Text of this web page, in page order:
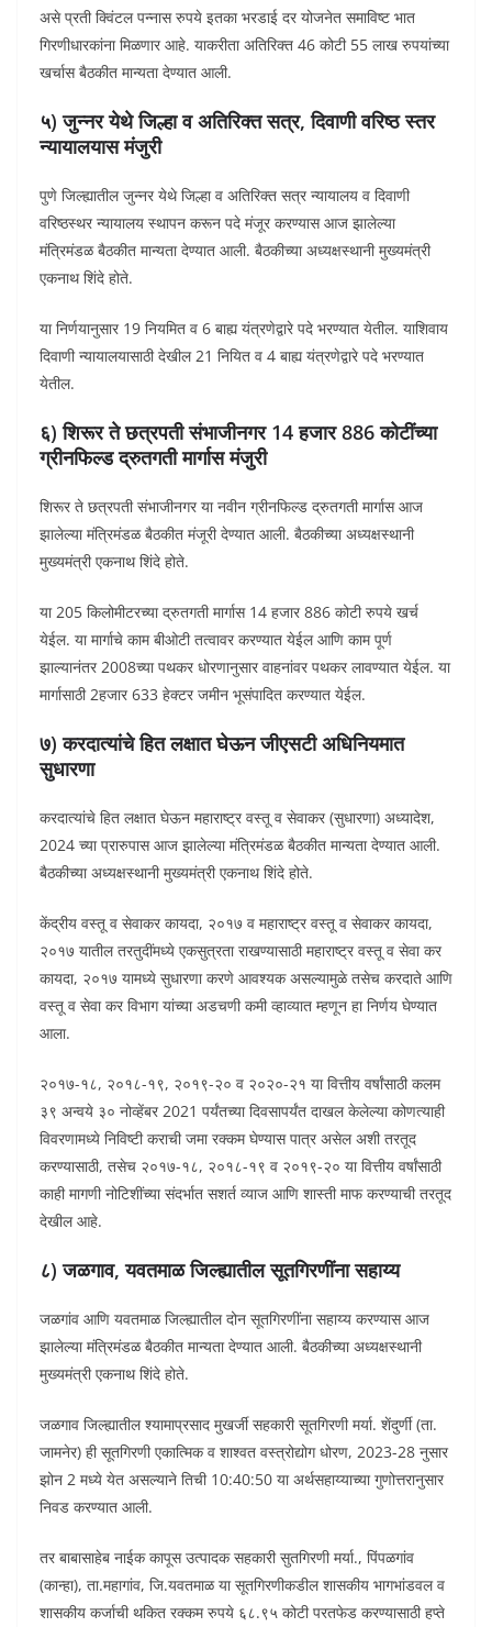
असे प्रती क्विंटल पन्नास रुपये इतका भरडाई दर योजनेत समाविष्ट भात
गिरणीधारकांना मिळणार आहे. याकरीता अतिरिक्त 46 कोटी 55 लाख रुपयांच्या
खर्चास बैठकीत मान्यता देण्यात आली.
५) जुन्नर येथे जिल्हा व अतिरिक्त सत्र, दिवाणी वरिष्ठ स्तर
न्यायालयास मंजुरी
पुणे जिल्ह्यातील जुन्नर येथे जिल्हा व अतिरिक्त सत्र न्यायालय व दिवाणी
वरिष्ठस्थर न्यायालय स्थापन करून पदे मंजूर करण्यास आज झालेल्या
मंत्रिमंडळ बैठकीत मान्यता देण्यात आली. बैठकीच्या अध्यक्षस्थानी मुख्यमंत्री
एकनाथ शिंदे होते.
या निर्णयानुसार 19 नियमित व 6 बाह्य यंत्रणेद्वारे पदे भरण्यात येतील. याशिवाय
दिवाणी न्यायालयासाठी देखील 21 नियित व 4 बाह्य यंत्रणेद्वारे पदे भरण्यात
येतील.
६) शिरूर ते छत्रपती संभाजीनगर 14 हजार 886 कोटींच्या
ग्रीनफिल्ड द्रुतगती मार्गास मंजुरी
शिरूर ते छत्रपती संभाजीनगर या नवीन ग्रीनफिल्ड द्रुतगती मार्गास आज
झालेल्या मंत्रिमंडळ बैठकीत मंजूरी देण्यात आली. बैठकीच्या अध्यक्षस्थानी
मुख्यमंत्री एकनाथ शिंदे होते.
या 205 किलोमीटरच्या द्रुतगती मार्गास 14 हजार 886 कोटी रुपये खर्च
येईल. या मार्गाचे काम बीओटी तत्वावर करण्यात येईल आणि काम पूर्ण
झाल्यानंतर 2008च्या पथकर धोरणानुसार वाहनांवर पथकर लावण्यात येईल. या
मार्गासाठी 2हजार 633 हेक्टर जमीन भूसंपादित करण्यात येईल.
७) करदात्यांचे हित लक्षात घेऊन जीएसटी अधिनियमात
सुधारणा
करदात्यांचे हित लक्षात घेऊन महाराष्ट्र वस्तू व सेवाकर (सुधारणा) अध्यादेश,
2024 च्या प्रारुपास आज झालेल्या मंत्रिमंडळ बैठकीत मान्यता देण्यात आली.
बैठकीच्या अध्यक्षस्थानी मुख्यमंत्री एकनाथ शिंदे होते.
केंद्रीय वस्तू व सेवाकर कायदा, २०१७ व महाराष्ट्र वस्तू व सेवाकर कायदा,
२०१७ यातील तरतुदींमध्ये एकसुत्रता राखण्यासाठी महाराष्ट्र वस्तू व सेवा कर
कायदा, २०१७ यामध्ये सुधारणा करणे आवश्यक असल्यामुळे तसेच करदाते आणि
वस्तू व सेवा कर विभाग यांच्या अडचणी कमी व्हाव्यात म्हणून हा निर्णय घेण्यात
आला.
२०१७-१८, २०१८-१९, २०१९-२० व २०२०-२१ या वित्तीय वर्षांसाठी कलम
३९ अन्वये ३० नोव्हेंबर 2021 पर्यंतच्या दिवसापर्यंत दाखल केलेल्या कोणत्याही
विवरणामध्ये निविष्टी कराची जमा रक्कम घेण्यास पात्र असेल अशी तरतूद
करण्यासाठी, तसेच २०१७-१८, २०१८-१९ व २०१९-२० या वित्तीय वर्षांसाठी
काही मागणी नोटिशींच्या संदर्भात सशर्त व्याज आणि शास्ती माफ करण्याची तरतूद
देखील आहे.
८) जळगाव, यवतमाळ जिल्ह्यातील सूतगिरणींना सहाय्य
जळगांव आणि यवतमाळ जिल्ह्यातील दोन सूतगिरणींना सहाय्य करण्यास आज
झालेल्या मंत्रिमंडळ बैठकीत मान्यता देण्यात आली. बैठकीच्या अध्यक्षस्थानी
मुख्यमंत्री एकनाथ शिंदे होते.
जळगाव जिल्ह्यातील श्यामाप्रसाद मुखर्जी सहकारी सूतगिरणी मर्या. शेंदुर्णी (ता.
जामनेर) ही सूतगिरणी एकात्मिक व शाश्वत वस्त्रोद्योग धोरण, 2023-28 नुसार
झोन 2 मध्ये येत असल्याने तिची 10:40:50 या अर्थसहाय्याच्या गुणोत्तरानुसार
निवड करण्यात आली.
तर बाबासाहेब नाईक कापूस उत्पादक सहकारी सुतगिरणी मर्या., पिंपळगांव
(कान्हा), ता.महागांव, जि.यवतमाळ या सूतगिरणीकडील शासकीय भागभांडवल व
शासकीय कर्जाची थकित रक्कम रुपये ६८.९५ कोटी परतफेड करण्यासाठी हप्ते